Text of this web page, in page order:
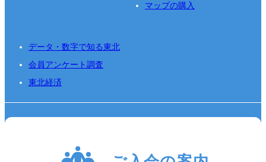
マップの購入
データ・数字で知る東北
会員アンケート調査
東北経済